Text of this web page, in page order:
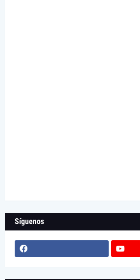
Síguenos